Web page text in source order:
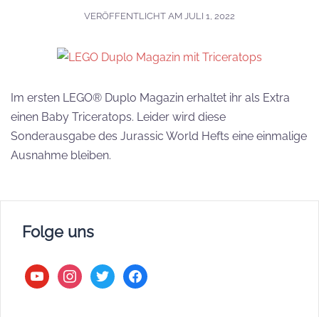
VERÖFFENTLICHT AM JULI 1, 2022
Im ersten LEGO® Duplo Magazin erhaltet ihr als Extra
einen Baby Triceratops. Leider wird diese
Sonderausgabe des Jurassic World Hefts eine einmalige
Ausnahme bleiben.
Folge uns
youtubeinstagram
twitter facebook